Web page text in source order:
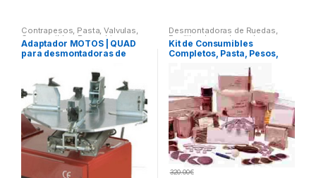
Contrapesos, Pasta, Valvulas,
Consumibles ,Recambios
Desmontadoras de Ruedas
Adaptador MOTOS | QUAD
para desmontadoras de
Desmontadoras de Ruedas,
Equilibradoras de ruedas
Herramientas Para Motos
para las Motos | ATV
Kit de Consumibles
Completos, Pasta, Pesos,
320.00€